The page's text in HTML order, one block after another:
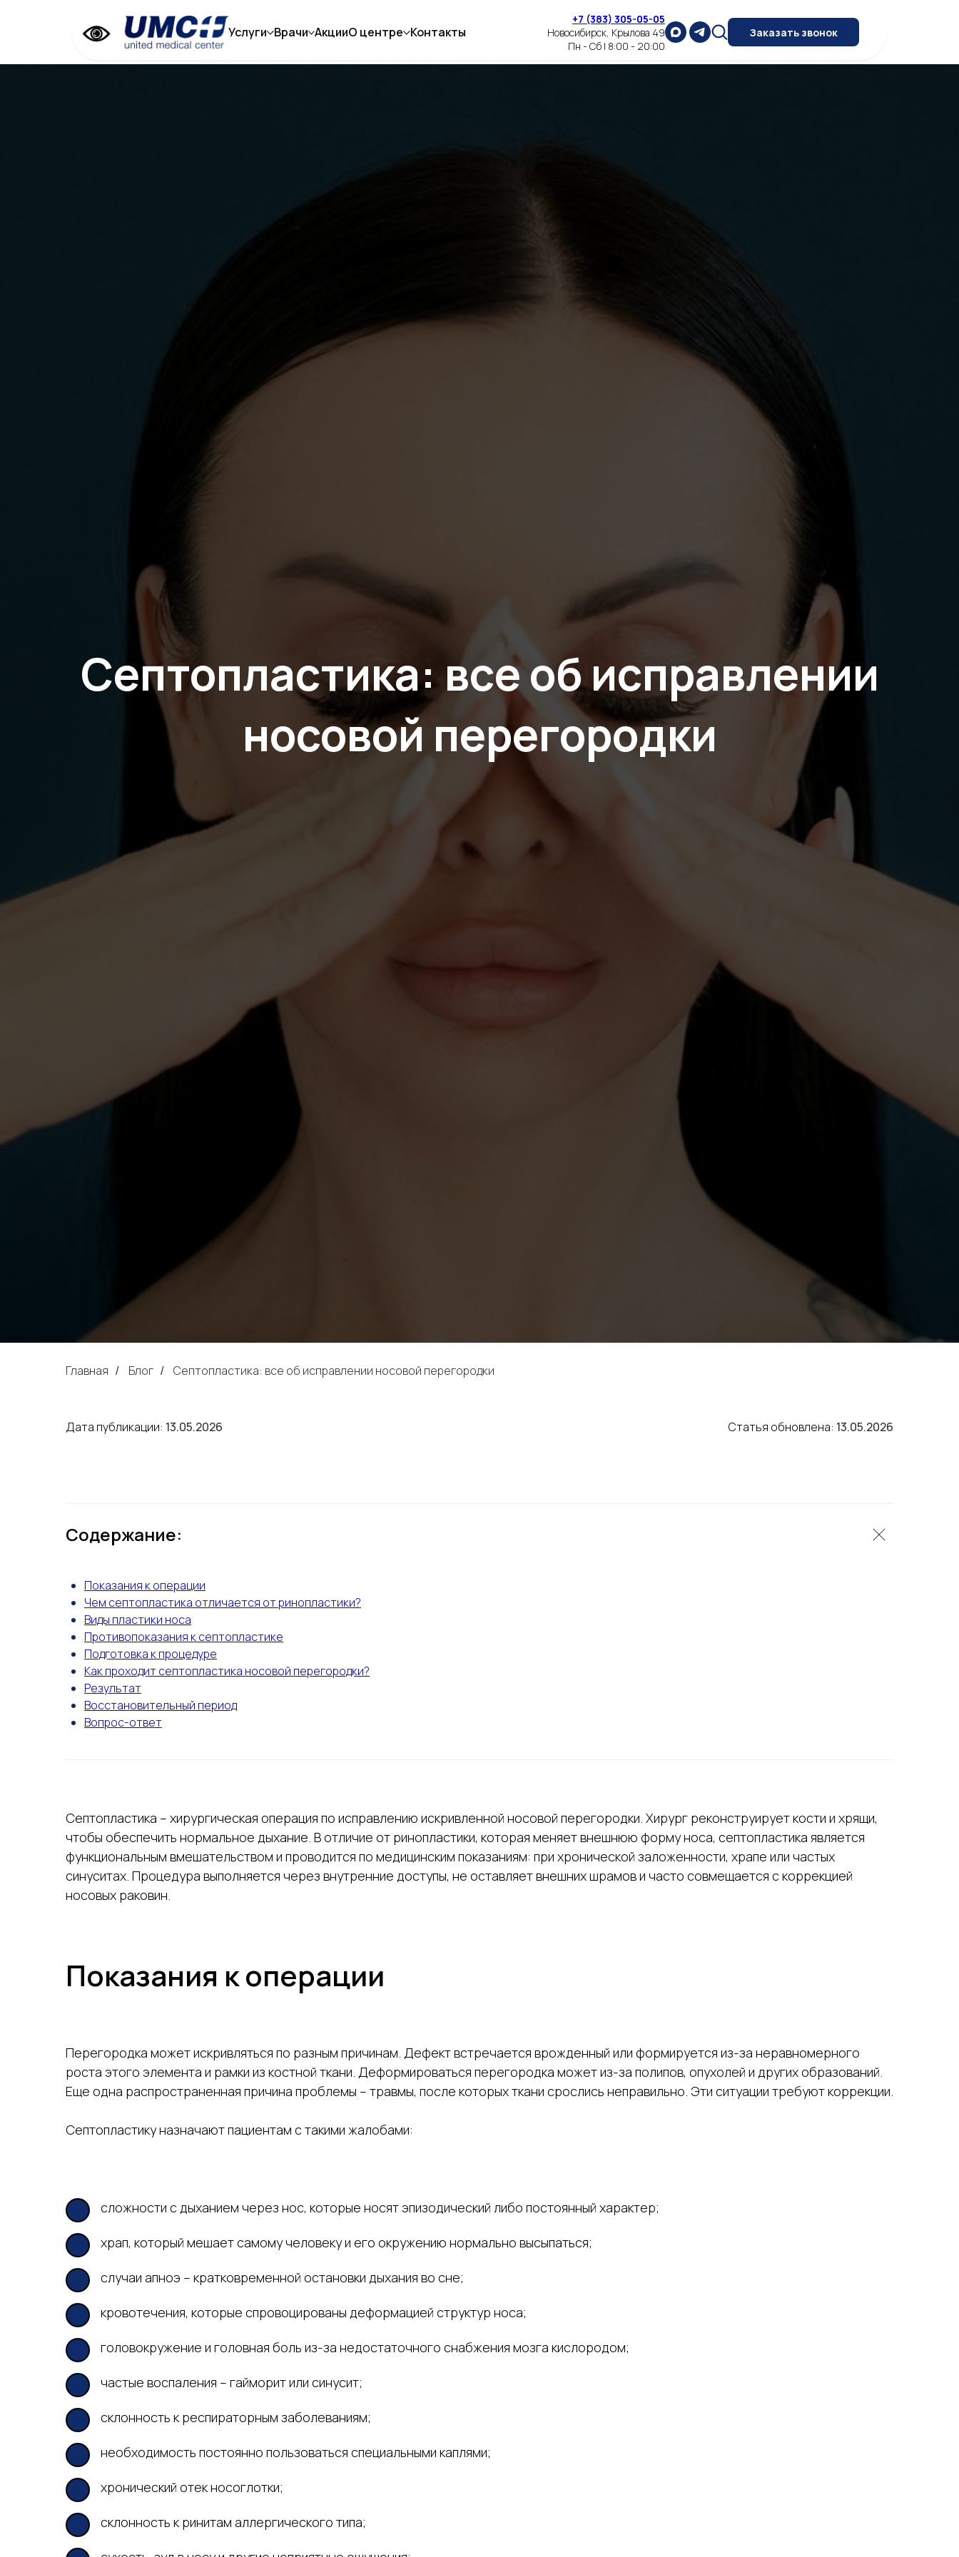
Услуги Врачи АкцииО центре Контакты
+7 (383) 305-05-05
Новосибирск, Крылова 49
Пн - Сб | 8:00 - 20:00
Заказать звонок
Септопластика: все об исправлении
носовой перегородки
Главная / Блог / Септопластика: все об исправлении носовой перегородки
Дата публикации: 13.05.2026 Статья обновлена: 13.05.2026
Содержание:
Показания к операции
Чем септопластика отличается от ринопластики?
Виды пластики носа
Противопоказания к септопластике
Подготовка к процедуре
Как проходит септопластика носовой перегородки?
Результат
Восстановительный период
Вопрос-ответ
Септопластика – хирургическая операция по исправлению искривленной носовой перегородки. Хирург реконструирует кости и хрящи,
чтобы обеспечить нормальное дыхание. В отличие от ринопластики, которая меняет внешнюю форму носа, септопластика является
функциональным вмешательством и проводится по медицинским показаниям: при хронической заложенности, храпе или частых
синуситах. Процедура выполняется через внутренние доступы, не оставляет внешних шрамов и часто совмещается с коррекцией
носовых раковин.
Показания к операции
Перегородка может искривляться по разным причинам. Дефект встречается врожденный или формируется из-за неравномерного
роста этого элемента и рамки из костной ткани. Деформироваться перегородка может из-за полипов, опухолей и других образований.
Еще одна распространенная причина проблемы – травмы, после которых ткани срослись неправильно. Эти ситуации требуют коррекции.
Септопластику назначают пациентам с такими жалобами:
сложности с дыханием через нос, которые носят эпизодический либо постоянный характер;
храп, который мешает самому человеку и его окружению нормально высыпаться;
случаи апноэ – кратковременной остановки дыхания во сне;
кровотечения, которые спровоцированы деформацией структур носа;
головокружение и головная боль из-за недостаточного снабжения мозга кислородом;
частые воспаления – гайморит или синусит;
склонность к респираторным заболеваниям;
необходимость постоянно пользоваться специальными каплями;
хронический отек носоглотки;
склонность к ринитам аллергического типа;